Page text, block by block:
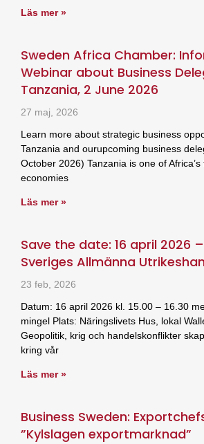
Läs mer »
Sweden Africa Chamber:
Webinar about Business
Tanzania, 2 June 2026
27 maj, 2026
Learn more about strategic business
Tanzania and ourupcoming business
October 2026) Tanzania is one of
economies
Läs mer »
Save the date: 16 april 2026
Sveriges Allmänna
23 feb, 2026
Datum: 16 april 2026 kl. 15.00 – 16.30
mingel Plats: Näringslivets Hus, lokal
Geopolitik, krig och handelskonflikter
kring vår
Läs mer »
Business Sweden:
”Kylslagen exportmarknad”